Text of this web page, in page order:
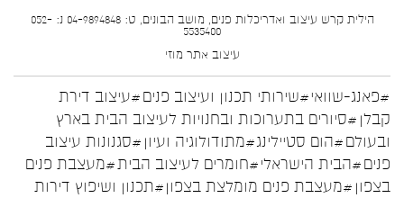
הילית קרש עיצוב ואדריכלות פנים, מושב הבונים, ט: 04-9894848 נ: 052-
5535400
עיצוב אתר מוזי
#פאנג-שוואי#שירותי תכנון ועיצוב פנים#עיצוב דירת
קבלן #סיורים בתערוכות ובחנויות לעיצוב הבית בארץ
ובעולם#הום סטיילינג#מתודולוגיה ועיון #סגנונות עיצוב
פנים#הבית הישראלי#חומרים לעיצוב הבית#מעצבת פנים
בצפון #מעצבת פנים מומלצת בצפון#תכנון ושיפוץ דירות